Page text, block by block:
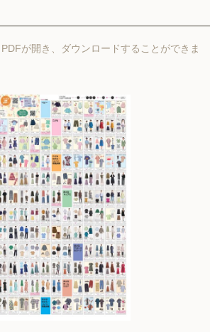
が開き、ダウンロードすることができま